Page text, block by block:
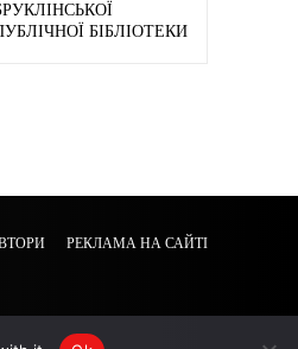
БІБЛІОТЕКИ
РЕКЛАМА НА САЙТІ